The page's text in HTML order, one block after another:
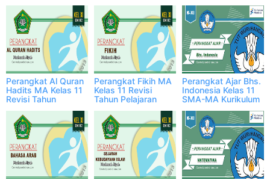
Perangkat Al Quran
Hadits MA Kelas 11
Revisi Tahun
Perangkat Fikih MA
Kelas 11 Revisi
Tahun Pelajaran
Perangkat Ajar Bhs.
Indonesia Kelas 11
SMA-MA Kurikulum
2024/2025